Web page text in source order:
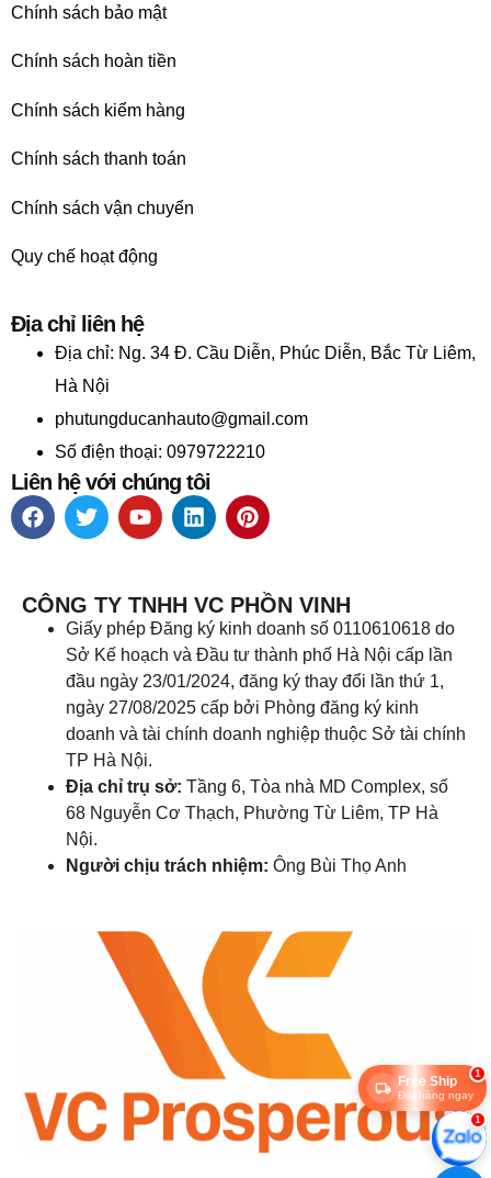
Chính sách bảo mật
Chính sách hoàn tiền
Chính sách kiểm hàng
Chính sách thanh toán
Chính sách vận chuyển
Quy chế hoạt động
Địa chỉ liên hệ
Địa chỉ: Ng. 34 Đ. Cầu Diễn, Phúc Diễn, Bắc Từ Liêm,
Hà Nội
phutungducanhauto@gmail.com
Số điện thoại: 0979722210
Liên hệ với chúng tôi
CÔNG TY TNHH VC PHỒN VINH
Giấy phép Đăng ký kinh doanh số 0110610618 do
Sở Kế hoạch và Đầu tư thành phố Hà Nội cấp lần
đầu ngày 23/01/2024, đăng ký thay đổi lần thứ 1,
ngày 27/08/2025 cấp bởi Phòng đăng ký kinh
doanh và tài chính doanh nghiệp thuộc Sở tài chính
TP Hà Nội.
Địa chỉ trụ sở: Tầng 6, Tòa nhà MD Complex, số
68 Nguyễn Cơ Thạch, Phường Từ Liêm, TP Hà
Nội.
Người chịu trách nhiệm: Ông Bùi Thọ Anh
1
Free Ship
Đặt hàng ngay
1